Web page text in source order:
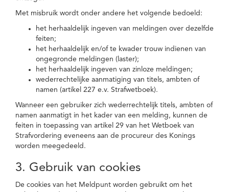
Met misbruik wordt onder andere het volgende bedoeld:
het herhaaldelijk ingeven van meldingen over dezelfde
feiten;
het herhaaldelijk en/of te kwader trouw indienen van
ongegronde meldingen (laster);
het herhaaldelijk ingeven van zinloze meldingen;
wederrechtelijke aanmatiging van titels, ambten of
namen (artikel 227 e.v. Strafwetboek).
Wanneer een gebruiker zich wederrechtelijk titels, ambten of
namen aanmatigt in het kader van een melding, kunnen de
feiten in toepassing van artikel 29 van het Wetboek van
Strafvordering eveneens aan de procureur des Konings
worden meegedeeld.
3. Gebruik van cookies
De cookies van het Meldpunt worden gebruikt om het